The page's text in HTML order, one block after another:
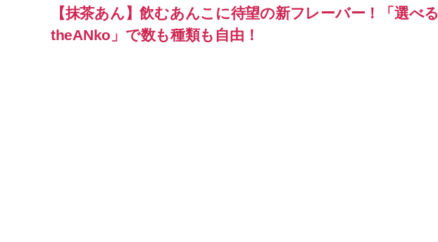
【抹茶あん】飲むあんこに待望の新フレーバー！「選べる
theANko」で数も種類も自由！